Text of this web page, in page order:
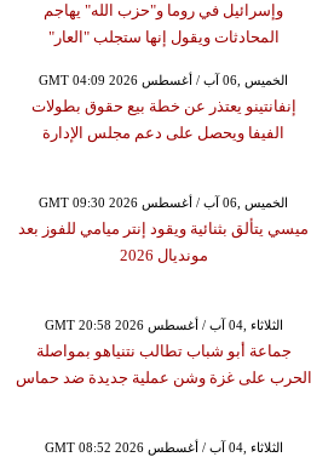
وإسرائيل في روما و"حزب الله" يهاجم
المحادثات ويقول إنها ستجلب "العار"
GMT 04:09 2026 الخميس ,06 آب / أغسطس
إنفانتينو يعتذر عن خطة بيع حقوق بطولات
الفيفا ويحصل على دعم مجلس الإدارة
GMT 09:30 2026 الخميس ,06 آب / أغسطس
ميسي يتألق بثنائية ويقود إنتر ميامي للفوز بعد
مونديال 2026
GMT 20:58 2026 الثلاثاء ,04 آب / أغسطس
جماعة أبو شباب تطالب نتنياهو بمواصلة
الحرب على غزة وشن عملية جديدة ضد حماس
GMT 08:52 2026 الثلاثاء ,04 آب / أغسطس